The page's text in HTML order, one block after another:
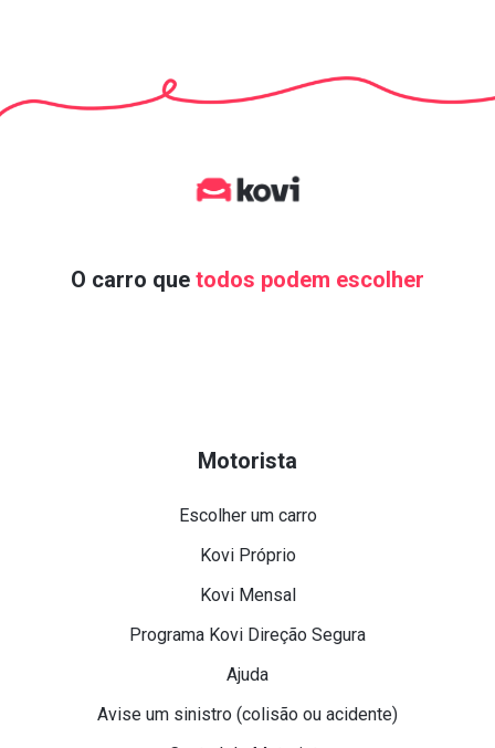
O carro que todos podem escolher
Motorista
Escolher um carro
Kovi Próprio
Kovi Mensal
Programa Kovi Direção Segura
Ajuda
Avise um sinistro (colisão ou acidente)